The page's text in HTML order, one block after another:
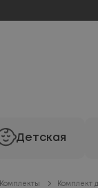
Детская
Комплекты Комплект